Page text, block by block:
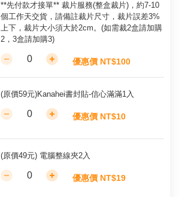
**先付款才接單** 裁片服務(整盒裁片)，約7-10
個工作天交貨，請備註裁片尺寸，裁片誤差3%
上下，裁片大小須大於2cm。(如需裁2盒請加購
2，3盒請加購3)
優惠價 NT$100
(原價59元)Kanahei書封貼-信心滿滿1入
優惠價 NT$10
(原價49元) 電腦整線夾2入
優惠價 NT$19